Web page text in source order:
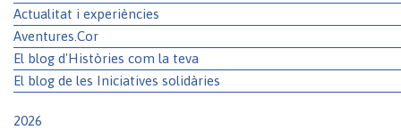
Actualitat i experiències
Aventures.Cor
El blog d'Històries com la teva
El blog de les Iniciatives solidàries
2026